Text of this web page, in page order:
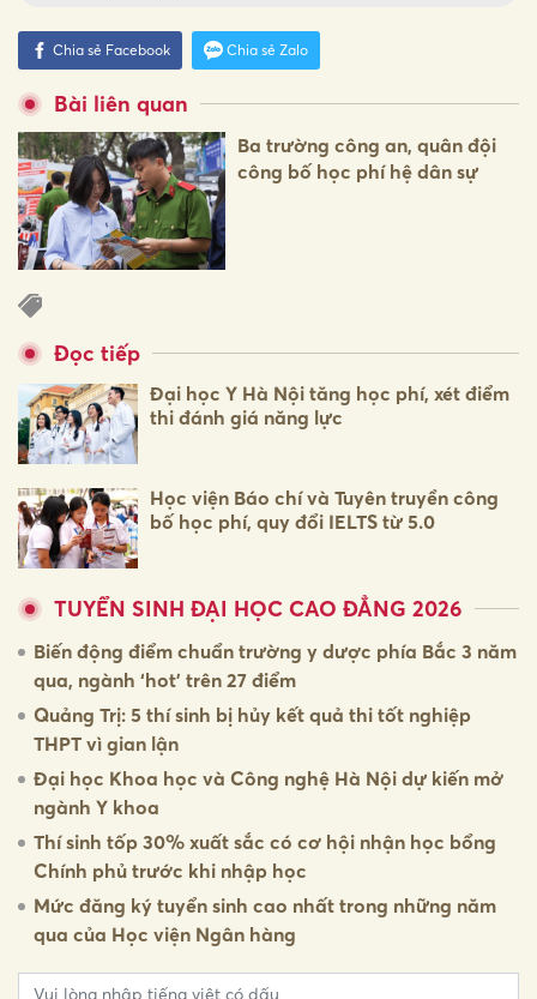
Chia sẻ Facebook Chia sẻ Zalo
Bài liên quan
Ba trường công an, quân đội
công bố học phí hệ dân sự
Đọc tiếp
Đại học Y Hà Nội tăng học phí, xét điểm
thi đánh giá năng lực
Học viện Báo chí và Tuyên truyền công
bố học phí, quy đổi IELTS từ 5.0
TUYỂN SINH ĐẠI HỌC CAO ĐẲNG 2026
Biến động điểm chuẩn trường y dược phía Bắc 3 năm
qua, ngành ‘hot’ trên 27 điểm
Quảng Trị: 5 thí sinh bị hủy kết quả thi tốt nghiệp
THPT vì gian lận
Đại học Khoa học và Công nghệ Hà Nội dự kiến mở
ngành Y khoa
Thí sinh tốp 30% xuất sắc có cơ hội nhận học bổng
Chính phủ trước khi nhập học
Mức đăng ký tuyển sinh cao nhất trong những năm
qua của Học viện Ngân hàng